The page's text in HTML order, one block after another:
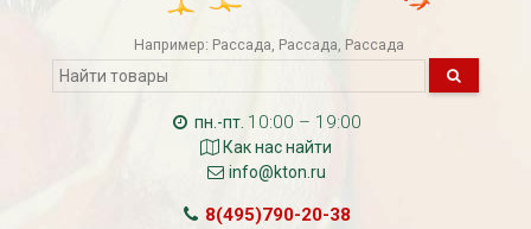
Например: Рассада Рассада Рассада
пн.-пт. 10:00 – 19:00
Как нас найти
info@kton.ru
8(495)790-20-38